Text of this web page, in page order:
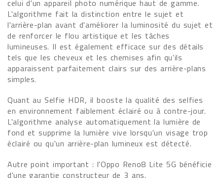
celui d'un appareil photo numérique haut de gamme.
L'algorithme fait la distinction entre le sujet et
l'arrière-plan avant d'améliorer la luminosité du sujet et
de renforcer le flou artistique et les tâches
lumineuses. Il est également efficace sur des détails
tels que les cheveux et les chemises afin qu'ils
apparaissent parfaitement clairs sur des arrière-plans
simples.
Quant au Selfie HDR, il booste la qualité des selfies
en environnement faiblement éclairé ou à contre-jour.
L'algorithme analyse automatiquement la lumière de
fond et supprime la lumière vive lorsqu'un visage trop
éclairé ou qu'un arrière-plan lumineux est détecté.
Autre point important : l'Oppo Reno8 Lite 5G bénéficie
d'une garantie constructeur de 3 ans.